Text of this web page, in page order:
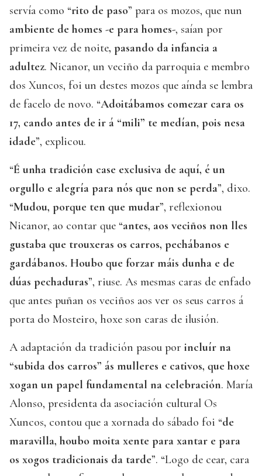
servía como “rito de paso” para os mozos, que nun
ambiente de homes -e para homes-, saían por
primeira vez de noite, pasando da infancia a
adultez. Nicanor, un veciño da parroquia e membro
dos Xuncos, foi un destes mozos que aínda se lembra
de facelo de novo. “Adoitábamos comezar cara os
17, cando antes de ir á “mili” te medían, pois nesa
idade”, explicou.
“É unha tradición case exclusiva de aquí, é un
orgullo e alegría para nós que non se perda”, dixo.
“Mudou, porque ten que mudar”, reflexionou
Nicanor, ao contar que “antes, aos veciños non lles
gustaba que trouxeras os carros, pechábanos e
gardábanos. Houbo que forzar máis dunha e de
dúas pechaduras”, riuse. As mesmas caras de enfado
que antes puñan os veciños aos ver os seus carros á
porta do Mosteiro, hoxe son caras de ilusión.
A adaptación da tradición pasou por incluír na
“subida dos carros” ás mulleres e cativos, que hoxe
xogan un papel fundamental na celebración. María
Alonso, presidenta da asociación cultural Os
Xuncos, contou que a xornada do sábado foi “de
maravilla, houbo moita xente para xantar e para
os xogos tradicionais da tarde”. “Logo de cear, cara